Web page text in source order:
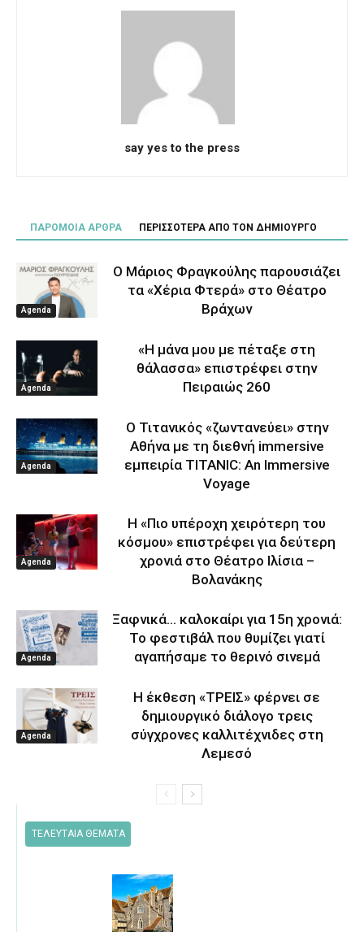
say yes to the press
ΠΑΡΟΜΟΙΑ ΑΡΘΡΑ ΠΕΡΙΣΣΟΤΕΡΑ ΑΠΟ ΤΟΝ ΔΗΜΙΟΥΡΓΟ
Agenda
Ο Μάριος Φραγκούλης παρουσιάζει
τα «Χέρια Φτερά» στο Θέατρο
Βράχων
Agenda
«Η μάνα μου με πέταξε στη
θάλασσα» επιστρέφει στην
Πειραιώς 260
Agenda
Ο Τιτανικός «ζωντανεύει» στην
Αθήνα με τη διεθνή immersive
εμπειρία TITANIC: An Immersive
Voyage
Agenda
Η «Πιο υπέροχη χειρότερη του
κόσμου» επιστρέφει για δεύτερη
χρονιά στο Θέατρο Ιλίσια –
Βολανάκης
Agenda
Ξαφνικά… καλοκαίρι για 15η χρονιά:
Το φεστιβάλ που θυμίζει γιατί
αγαπήσαμε το θερινό σινεμά
Agenda
Η έκθεση «ΤΡΕΙΣ» φέρνει σε
δημιουργικό διάλογο τρεις
σύγχρονες καλλιτέχνιδες στη
Λεμεσό
ΤΕΛΕΥΤΑΙΑ ΘΕΜΑΤΑ